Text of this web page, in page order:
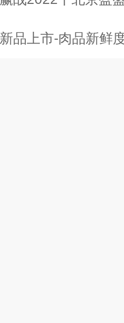
新品上市-肉品新鲜